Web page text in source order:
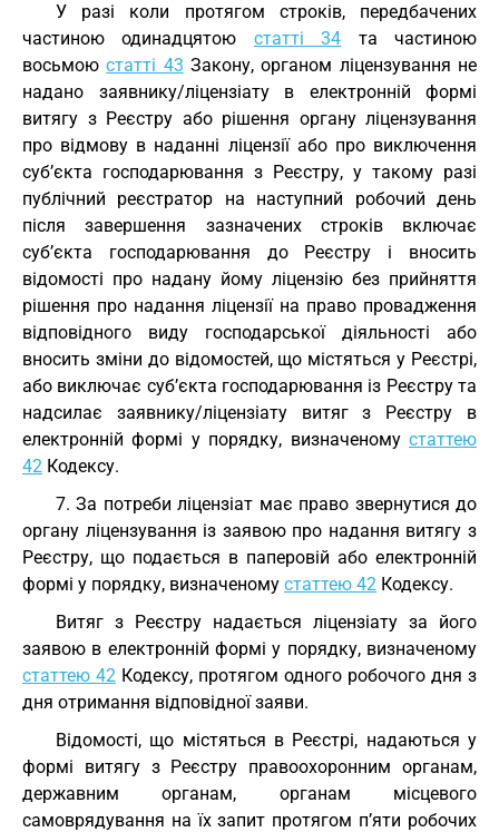
У разі коли протягом строків, передбачених
частиною одинадцятою статті 34 та частиною
восьмоюстатті 43 Закону, органом ліцензування не
надано заявнику/ліцензіату в електронній формі
витягу з Реєстру або рішення органу ліцензування
про відмову в наданні ліцензії або про виключення
суб’єкта господарювання з Реєстру, у такому разі
публічний реєстратор на наступний робочий день
після завершення зазначених строків включає
суб’єкта господарювання до Реєстру і вносить
відомості про надану йому ліцензію без прийняття
рішення про надання ліцензії на право провадження
відповідного виду господарської діяльності або
вносить зміни до відомостей, що містяться у Реєстрі,
або виключає суб’єкта господарювання із Реєстру та
надсилає заявнику/ліцензіату витяг з Реєстру в
електронній формі у порядку, визначеному статтею
42 Кодексу.
7. За потреби ліцензіат має право звернутися до
органу ліцензування із заявою про надання витягу з
Реєстру, що подається в паперовій або електронній
формі у порядку, визначеному статтею 42 Кодексу.
Витяг з Реєстру надається ліцензіату за його
заявою в електронній формі у порядку, визначеному
статтею 42 Кодексу, протягом одного робочого дня з
дня отримання відповідної заяви.
Відомості, що містяться в Реєстрі, надаються у
формі витягу з Реєстру правоохоронним органам,
державним органам, органам місцевого
самоврядування на їх запит протягом п’яти робочих